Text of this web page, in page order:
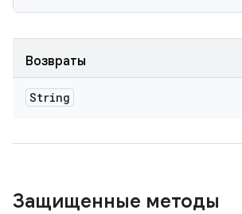
Возвраты
String
Защищенные методы